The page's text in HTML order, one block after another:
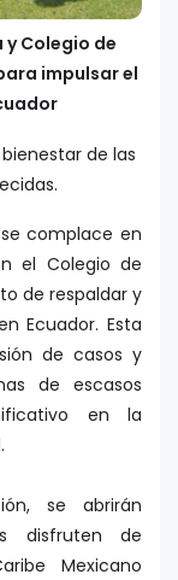
Colegio de
impulsar el
de las
complace en
el Colegio de
de respaldar y
Ecuador. Esta
de casos y
de escasos
en la
se abrirán
disfruten de
Mexicano